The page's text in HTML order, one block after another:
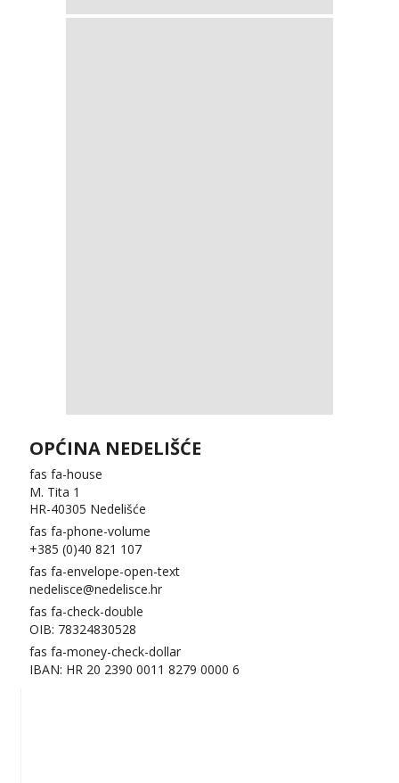
OPĆINA NEDELIŠĆE
fas fa-house
M. Tita 1
HR-40305 Nedelišće
fas fa-phone-volume
+385 (0)40 821 107
fas fa-envelope-open-text
nedelisce@nedelisce.hr
fas fa-check-double
OIB: 78324830528
fas fa-money-check-dollar
IBAN: HR 20 2390 0011 8279 0000 6